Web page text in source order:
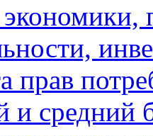
прав
средний